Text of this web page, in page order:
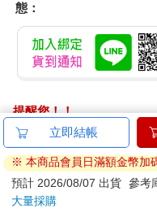
態：
提醒您！！
金石堂及銀行均不會請您
ATM提款機，請不要聽從
退換貨須知：
**提醒您，鑑賞期不等於
立即結帳
※ 本商品會員日滿額金幣加
預計 2026/08/07 出貨 參考
大量採購